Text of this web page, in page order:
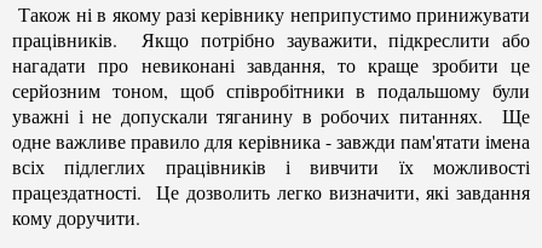
Також ні в якому разі керівнику неприпустимо принижувати
працівників. Якщо потрібно зауважити, підкреслити або
нагадати про невиконані завдання, то краще зробити це
серйозним тоном, щоб співробітники в подальшому були
уважні і не допускали тяганину в робочих питаннях. Ще
одне важливе правило для керівника - завжди пам'ятати імена
всіх підлеглих працівників і вивчити їх можливості
працездатності. Це дозволить легко визначити, які завдання
кому доручити.